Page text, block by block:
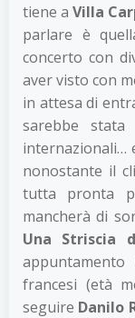
tiene aVilla
parlare è
concerto con
aver visto con
in attesa di
sarebbe
internazionali…
nonostante il
tutta pronta
mancherà di
Una Striscia
francesi (età
seguire Danilo